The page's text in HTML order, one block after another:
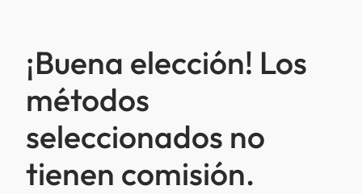
¡Buena elección! Los
métodos
seleccionados no
tienen comisión.